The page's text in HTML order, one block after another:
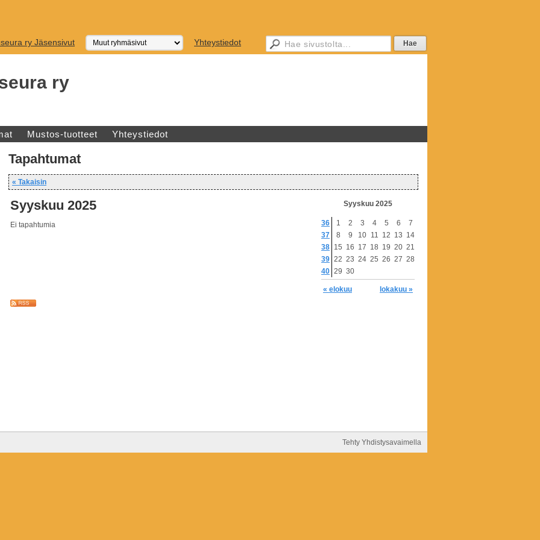
ry Jäsensivut Yhteystiedot
ry
Mustos-tuotteet Yhteystiedot
Tapahtumat
« Takaisin
Syyskuu 2025
Ei tapahtumia
Syyskuu 2025
36 1 2 3 4 5 6
7
37
8 9 10 11 12 13 14
38 15 16 17 18 19 20 21
39 22 23 24 25 26 27 28
40 29 30
« elokuu lokakuu »
Tehty Yhdistysavaimella